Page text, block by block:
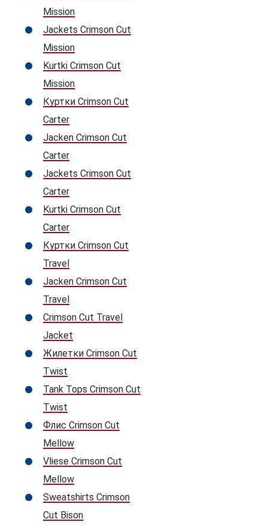
Mission
Jackets Crimson Cut
Mission
Kurtki Crimson Cut
Mission
Куртки Crimson Cut
Carter
Jacken Crimson Cut
Carter
Jackets Crimson Cut
Carter
Kurtki Crimson Cut
Carter
Куртки Crimson Cut
Travel
Jacken Crimson Cut
Travel
Crimson Cut Travel
Jacket
Жилетки Crimson Cut
Twist
Tank Tops Crimson Cut
Twist
Флис Crimson Cut
Mellow
Vliese Crimson Cut
Mellow
Sweatshirts Crimson
Cut Bison